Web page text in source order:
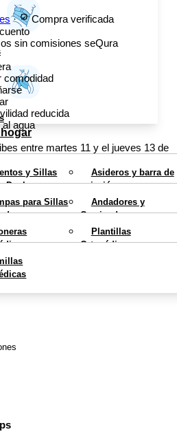
y Sillas
Ducha
Asideros y barra de
sujeción
de WC Cojines Antiescaras
para
Mayores
Mobiliario
para Sillas
Andadores y
Caminadores para
ancianos
Plantillas
Ortopédicas
·
Compra verificada
sin comisiones seQura
comodidad
reducida
agua
entre martes 11 y el jueves 13 de
Igualamos el precio →
Envío
Transf.